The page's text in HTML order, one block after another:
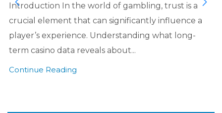
Introduction In the world of gambling, trust is a
crucial element that can significantly influence a
player’s experience. Understanding what long-
term casino data reveals about...
Continue Reading